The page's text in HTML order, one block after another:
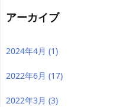
アーカイブ
2024年4月 (1)
2022年6月 (17)
2022年3月 (3)